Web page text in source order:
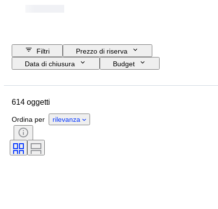
Filtri
Prezzo di riserva
Data di chiusura
Budget
Certificato
614 oggetti
Ordina per rilevanza